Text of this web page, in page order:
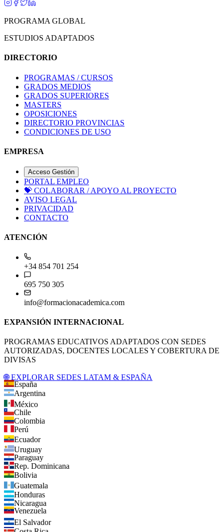
PROGRAMA GLOBAL
ESTUDIOS ADAPTADOS
DIRECTORIO
PROGRAMAS / CURSOS
GRADOS MEDIOS
GRADOS SUPERIORES
MASTERS
OPOSICIONES
DIRECTORIO PROVINCIAS
CONDICIONES DE USO
EMPRESA
Acceso Gestión
PORTAL EMPLEO
💝 COLABORAR / APOYO AL PROYECTO
AVISO LEGAL
PRIVACIDAD
CONTACTO
ATENCIÓN
+34 854 701 254
695 750 305
info@formacionacademica.com
EXPANSIÓN INTERNACIONAL
PROGRAMAS EDUCATIVOS ADAPTADOS CON SEDES
AUTORIZADAS, DOCENTES LOCALES Y COBERTURA DE
DIVISAS
🌐 EXPLORAR SEDES LATAM & ESPAÑA
España
Argentina
México
Chile
Colombia
Perú
Ecuador
Uruguay
Paraguay
Rep. Dominicana
Bolivia
Guatemala
Honduras
Nicaragua
Venezuela
El Salvador